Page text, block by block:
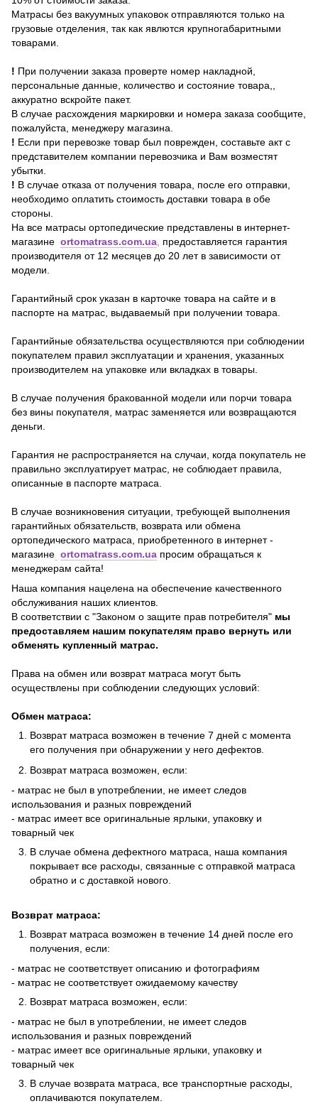
Матрасы без вакуумных упаковок отправляются только на
грузовые отделения, так как явлются крупногабаритными
товарами.
! При получении заказа проверте номер накладной,
персональные данные, количество и состояние товара,,
аккуратно вскройте пакет.
В случае расхождения маркировки и номера заказа сообщите,
пожалуйста, менеджеру магазина.
! Если при перевозке товар был поврежден, составьте акт с
представителем компании перевозчика и Вам возместят
убытки.
! В случае отказа от получения товара, после его отправки,
необходимо оплатить стоимость доставки товара в обе
стороны.
На все матрасы ортопедические представлены в интернет-
магазине ortomatrass.com.ua предоставляется гарантия
производителя от 12 месяцев до 20 лет в зависимости от
модели.
Гарантийный срок указан в карточке товара на сайте и в
паспорте на матрас, выдаваемый при получении товара.
Гарантийные обязательства осуществляются при соблюдении
покупателем правил эксплуатации и хранения, указанных
производителем на упаковке или вкладках в товары.
В случае получения бракованной модели или порчи товара
без вины покупателя, матрас заменяется или возвращаются
деньги.
Гарантия не распространяется на случаи, когда покупатель не
правильно эксплуатирует матрас, не соблюдает правила,
описанные в паспорте матраса.
В случае возникновения ситуации, требующей выполнения
гарантийных обязательств, возврата или обмена
ортопедического матраса, приобретенного в интернет -
магазине ortomatrass.com.ua просим обращаться к
менеджерам сайта!
Наша компания нацелена на обеспечение качественного
обслуживания наших клиентов.
В соответствии с "Законом о защите прав потребителя" мы
предоставляем нашим покупателям право вернуть или
обменять купленный матрас.
Права на обмен или возврат матраса могут быть
осуществлены при соблюдении следующих условий:
Обмен матраса:
Возврат матраса возможен в течение 7 дней с момента
его получения при обнаружении у него дефектов.
Возврат матраса возможен, если:
- матрас не был в употреблении, не имеет следов
использования и разных повреждений
- матрас имеет все оригинальные ярлыки, упаковку и
товарный чек
В случае обмена дефектного матраса, наша компания
покрывает все расходы, связанные с отправкой матраса
обратно и с доставкой нового.
Возврат матраса:
Возврат матраса возможен в течение 14 дней после его
получения, если:
- матрас не соответствует описанию и фотографиям
- матрас не соответствует ожидаемому качеству
Возврат матраса возможен, если:
- матрас не был в употреблении, не имеет следов
использования и разных повреждений
- матрас имеет все оригинальные ярлыки, упаковку и
товарный чек
В случае возврата матраса, все транспортные расходы,
оплачиваются покупателем.